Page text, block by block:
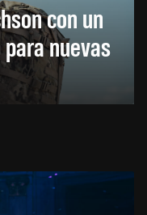
con un
nuevas